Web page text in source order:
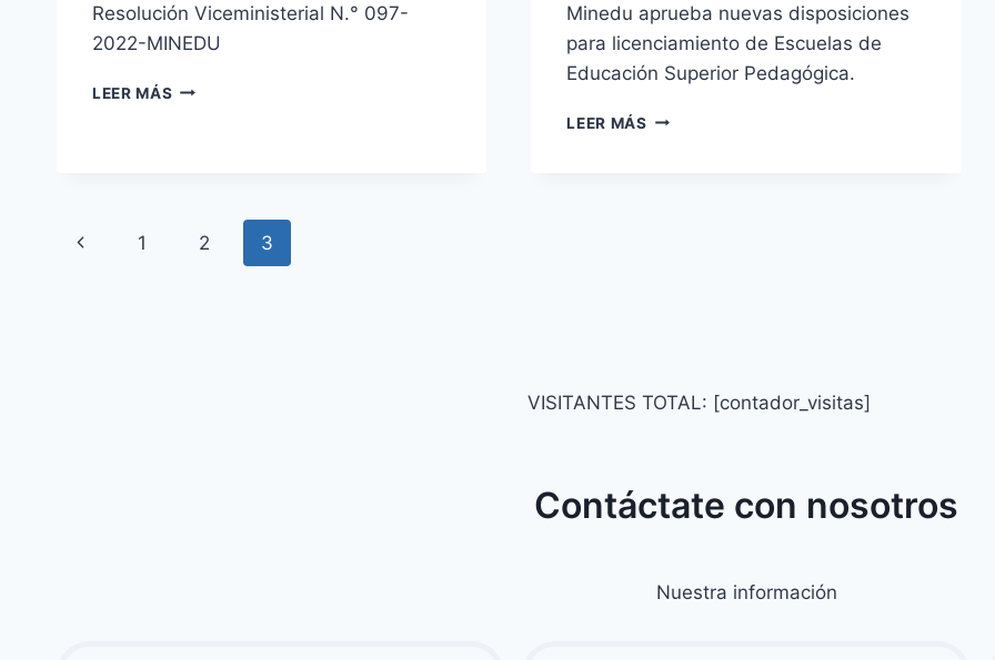
Resolución Viceministerial N.° 097-
2022-MINEDU
LEER MÁS COMUNICADO
Minedu aprueba nuevas disposiciones
para licenciamiento de Escuelas de
Educación Superior Pedagógica.
LEER MÁS COMUNICADO
Navegación
Página
1 2 3
VISITANTES TOTAL: [contador_visitas]
Contáctate con nosotros
Nuestra información